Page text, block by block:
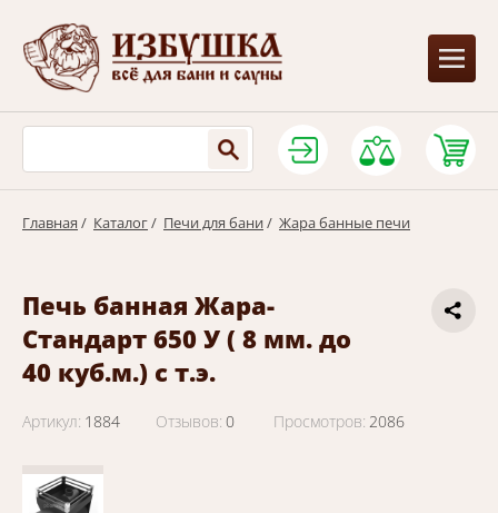
Главная / Каталог/ Печи для бани/ Жара банные печи
Печь банная Жара-
Стандарт 650 У ( 8 мм. до
40 куб.м.) с т.э.
Артикул: 1884 Отзывов: 0 Просмотров: 2086